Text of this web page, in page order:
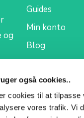
også cookies..
cookies til at tilpasse
vores trafik. Vi
og
,
Guides
Min konto
Blog